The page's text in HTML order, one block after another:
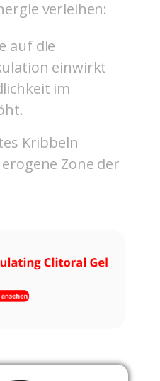
verleihen:
auf die
einwirkt
im
Kribbeln
Zone der